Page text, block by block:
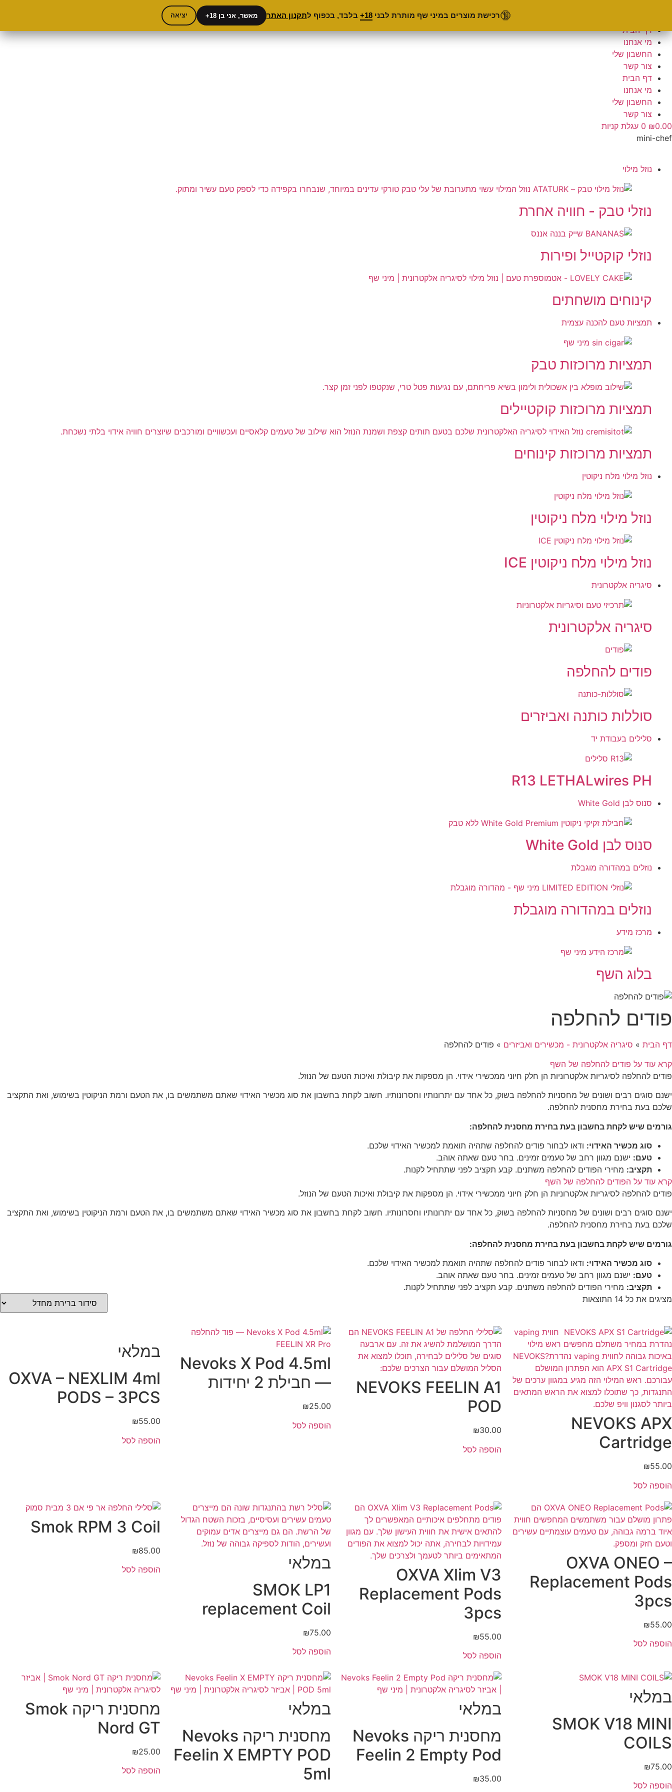
דף הבית
מי אנחנו
החשבון שלי
צור קשר
דף הבית
מי אנחנו
החשבון שלי
צור קשר
₪0.00
0 עגלת קניות
mini-chef
נוזל מילוי
נוזלי טבק - חוויה אחרת
נוזלי קוקטייל ופירות
קינוחים מושחתים
תמציות טעם להכנה עצמית
תמציות מרוכזות טבק
תמציות מרוכזות קוקטיילים
תמציות מרוכזות קינוחים
נוזל מילוי מלח ניקוטין
נוזל מילוי מלח ניקוטין
נוזל מילוי מלח ניקוטין ICE
סיגריה אלקטרונית
סיגריה אלקטרונית
פודים להחלפה
סוללות כותנה ואביזרים
סלילים בעבודת יד
R13 LETHALwires PH
סנוס לבן White Gold
סנוס לבן White Gold
נוזלים במהדורה מוגבלת
נוזלים במהדורה מוגבלת
מרכז מידע
בלוג השף
פודים להחלפה
דף הבית » סיגריה אלקטרונית - מכשירים ואביזרים » פודים להחלפה
קרא עוד על פודים להחלפה של השף
פודים להחלפה לסיגריות אלקטרוניות הן חלק חיוני ממכשירי אידוי. הן מספקות את קיבולת ואיכות הטעם של הנוזל.
ישנם סוגים רבים ושונים של מחסניות להחלפה בשוק, כל אחד עם יתרונותיו וחסרונותיו. חשוב לקחת בחשבון את סוג מכשיר האידוי שאתם משתמשים בו, את הטעם ורמת הניקוטין בשימוש, ואת התקציב
שלכם בעת בחירת מחסנית להחלפה.
גורמים שיש לקחת בחשבון בעת בחירת מחסנית להחלפה:
סוג מכשיר האידוי: ודאו לבחור פודים להחלפה שתהיה תואמת למכשיר האידוי שלכם.
טעם: ישנם מגוון רחב של טעמים זמינים. בחר טעם שאתה אוהב.
תקציב: מחירי הפודים להחלפה משתנים. קבע תקציב לפני שתתחיל לקנות.
קרא עוד על הפודים להחלפה של השף
פודים להחלפה לסיגריות אלקטרוניות הן חלק חיוני ממכשירי אידוי. הן מספקות את קיבולת ואיכות הטעם של הנוזל.
ישנם סוגים רבים ושונים של מחסניות להחלפה בשוק, כל אחד עם יתרונותיו וחסרונותיו. חשוב לקחת בחשבון את סוג מכשיר האידוי שאתם משתמשים בו, את הטעם ורמת הניקוטין בשימוש, ואת התקציב
שלכם בעת בחירת מחסנית להחלפה.
גורמים שיש לקחת בחשבון בעת בחירת מחסנית להחלפה:
סוג מכשיר האידוי: ודאו לבחור פודים להחלפה שתהיה תואמת למכשיר האידוי שלכם.
טעם: ישנם מגוון רחב של טעמים זמינים. בחר טעם שאתה אוהב.
תקציב: מחירי הפודים להחלפה משתנים. קבע תקציב לפני שתתחיל לקנות.
מציגים את כל ⁦14⁩ התוצאות
NEVOKS APX
Cartridge
₪55.00
הוספה לסל
NEVOKS FEELIN A1
POD
₪30.00
הוספה לסל
Nevoks X Pod 4.5ml
— חבילת 2 יחידות
₪25.00
הוספה לסל
במלאי
OXVA – NEXLIM 4ml
PODS – 3PCS
₪55.00
הוספה לסל
OXVA ONEO –
Replacement Pods
3pcs
₪55.00
הוספה לסל
OXVA Xlim V3
Replacement Pods
3pcs
₪55.00
הוספה לסל
במלאי
SMOK LP1
replacement Coil
₪75.00
הוספה לסל
Smok RPM 3 Coil
₪85.00
הוספה לסל
במלאי
SMOK V18 MINI
COILS
₪75.00
הוספה לסל
במלאי
מחסנית ריקה Nevoks
Feelin 2 Empty Pod
₪35.00
במלאי
מחסנית ריקה Nevoks
Feelin X EMPTY POD
5ml
מחסנית ריקה Smok
Nord GT
₪25.00
הוספה לסל
🔞רכישת מוצרים במיני שף מותרת לבני18+ בלבד, בכפוף לתקנון האתר מאשר, אני בן 18+ יציאה